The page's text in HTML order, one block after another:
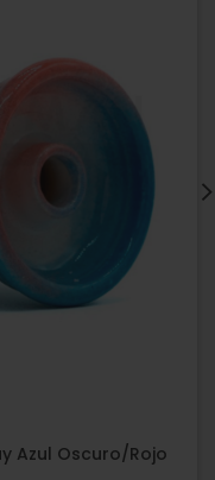
Azul Oscuro/Rojo